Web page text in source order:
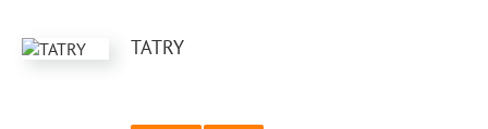
TATRY